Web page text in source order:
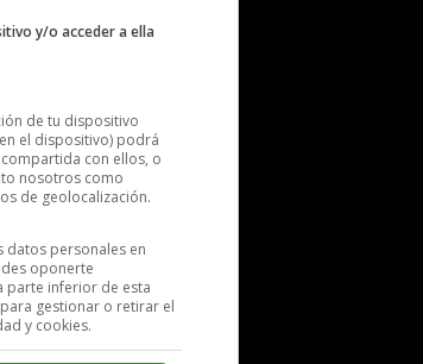
y/o acceder a ella
de tu dispositivo
el dispositivo) podrá
con ellos, o
nosotros como
de geolocalización.
datos personales en
oponerte
parte inferior de esta
gestionar o retirar el
y cookies.